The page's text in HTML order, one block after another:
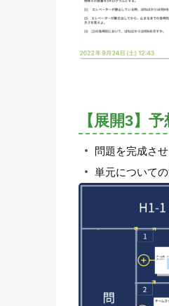
【展開3】
問題を完成さ
単元について